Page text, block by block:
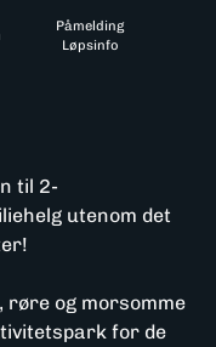
Påmelding
Løpsinfo
til 2-
utenom det
røre og morsomme
for de